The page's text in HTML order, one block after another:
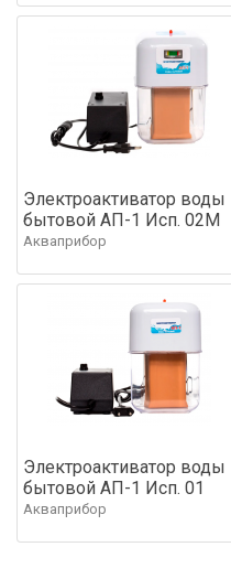
Электроактиватор воды
бытовой АП-1 Исп. 02М
Акваприбор
Электроактиватор воды
бытовой АП-1 Исп. 01
Акваприбор